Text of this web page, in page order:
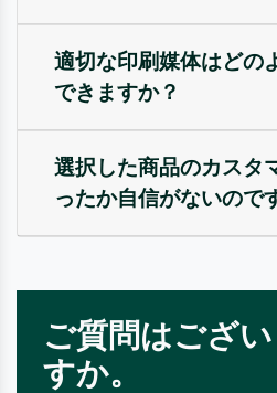
適切な印刷媒体はどの
できますか？
選択した商品のカスタ
ったか自信がないので
ご質問はござい
すか。